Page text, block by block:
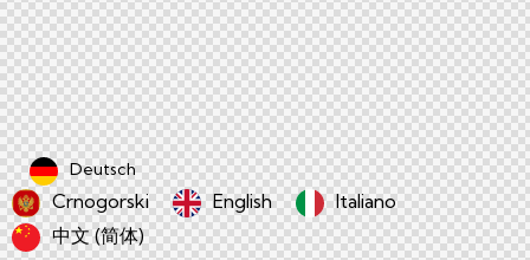
Deutsch
Crnogorski English
Italiano
中文 (简体)